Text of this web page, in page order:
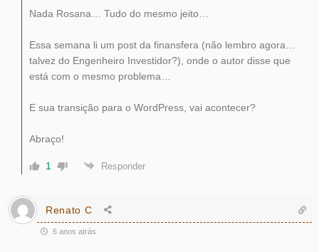
Nada Rosana… Tudo do mesmo jeito…
Essa semana li um post da finansfera (não lembro agora…
talvez do Engenheiro Investidor?), onde o autor disse que
está com o mesmo problema…
E sua transição para o WordPress, vai acontecer?
Abraço!
1 Responder
Renato C
6 anos atrás